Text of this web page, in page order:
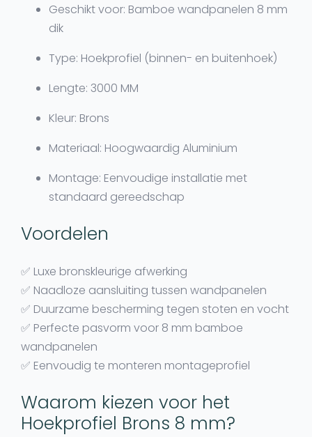
Geschikt voor: Bamboe wandpanelen 8 mm
dik
Type: Hoekprofiel (binnen- en buitenhoek)
Lengte: 3000 MM
Kleur: Brons
Materiaal: Hoogwaardig Aluminium
Montage: Eenvoudige installatie met
standaard gereedschap
Voordelen
✅ Luxe bronskleurige afwerking
✅ Naadloze aansluiting tussen wandpanelen
✅ Duurzame bescherming tegen stoten en vocht
✅ Perfecte pasvorm voor 8 mm bamboe
wandpanelen
✅ Eenvoudig te monteren montageprofiel
Waarom kiezen voor het
Hoekprofiel Brons 8 mm?